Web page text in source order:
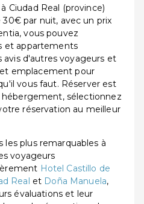
Ciudad Real (province)
par nuit, avec un prix
vous pouvez
et appartements
avis d'autres voyageurs et
emplacement pour
vous faut. Réserver est
sélectionnez
réservation au meilleur
plus remarquables à
voyageurs
Hotel Castillo de
Real et Doña Manuela,
évaluations et leur